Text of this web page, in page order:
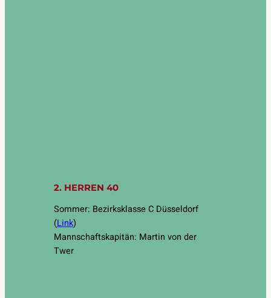
2. HERREN 40
Sommer: Bezirksklasse C Düsseldorf
(Link)
Mannschaftskapitän: Martin von der
Twer